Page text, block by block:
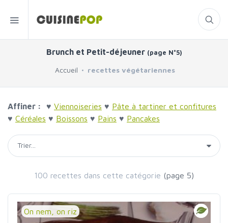
Brunch et Petit-déjeuner (page N°5)
Accueil recettes végétariennes
Affiner : ♥ Viennoiseries ♥ Pâte à tartiner et confitures
♥ Céréales ♥ Boissons ♥ Pains ♥ Pancakes
100 recettes dans cette catégorie (page 5)
On nem, on riz